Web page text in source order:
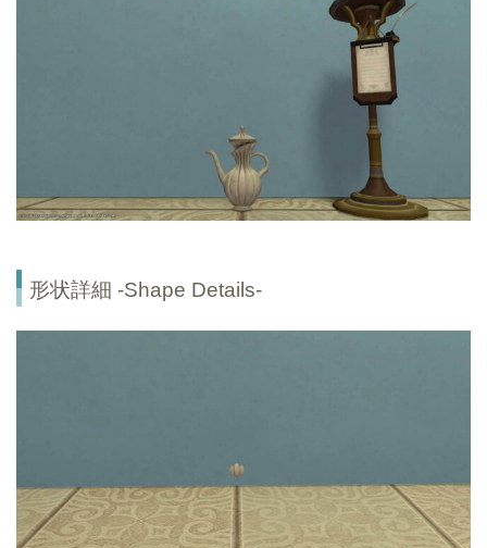
形状詳細 -Shape Details-